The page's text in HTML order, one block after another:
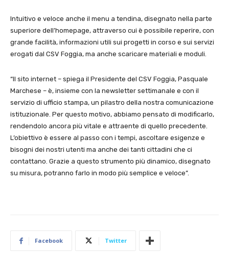
Intuitivo e veloce anche il menu a tendina, disegnato nella parte
superiore dell’homepage, attraverso cui è possibile reperire, con
grande facilità, informazioni utili sui progetti in corso e sui servizi
erogati dal CSV Foggia, ma anche scaricare materiali e moduli.
“Il sito internet – spiega il Presidente del CSV Foggia, Pasquale
Marchese – è, insieme con la newsletter settimanale e con il
servizio di ufficio stampa, un pilastro della nostra comunicazione
istituzionale. Per questo motivo, abbiamo pensato di modificarlo,
rendendolo ancora più vitale e attraente di quello precedente.
L’obiettivo è essere al passo con i tempi, ascoltare esigenze e
bisogni dei nostri utenti ma anche dei tanti cittadini che ci
contattano. Grazie a questo strumento più dinamico, disegnato
su misura, potranno farlo in modo più semplice e veloce”.
Facebook Twitter